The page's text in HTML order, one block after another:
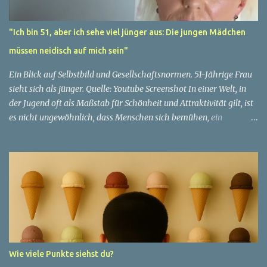
"Ich bin 51, aber ich sehe viel jünger aus: Die jungen Mädchen
müssen neidisch auf mich sein"
Ein Blick auf Selbstbild und Gesellschaftsnormen. 51-Jährige Frau
sieht sich als jünger. Quelle: Youtube Screenshot In einer Welt, in
der Jugend oft als Maßstab für Schönheit und Attraktivität gilt, ist
es nicht ungewöhnlich, dass Menschen sich bemühen, ein
faszinierendes Beispiel für diese Diskrepanz ist die Geschichte
einer 51-jährigen Frau, deren Überzeugung von ihrem Aussehen
sie dazu bringt, sich jünger zu fühlen, als die Gesellschaft sie
wahrnimmt. Diese Frau, deren Name aus Datenschutzgründen
anonym bleibt, erzählt von ihrem Leben und ihren Gedanken über
das Altern. "Ich fühle mich nicht wie 51", sagt sie mit einem
Lächeln. "Ich habe das Gefühl, dass ich immer noch in meinen
Wie viele Punkte siehst du?